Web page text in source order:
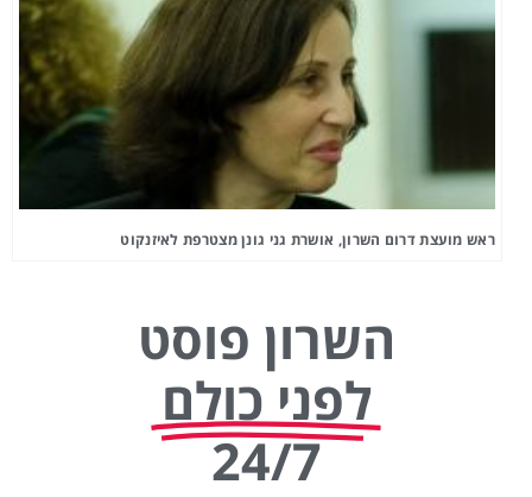
ראש מועצת דרום השרון, אושרת גני גונן מצטרפת לאיזנקוט
השרון פוסט
לפני כולם
24/7